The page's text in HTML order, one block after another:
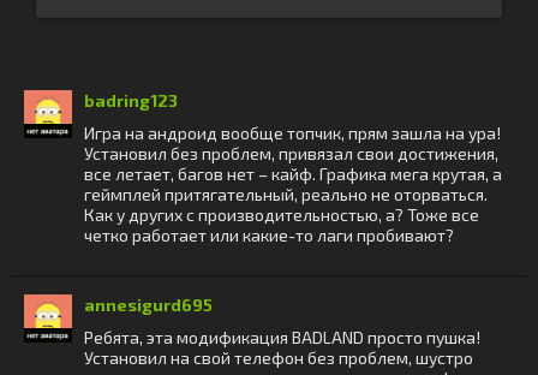
badring123
Игра на андроид вообще топчик, прям зашла на ура!
Установил без проблем, привязал свои достижения,
все летает, багов нет – кайф. Графика мега крутая, а
геймплей притягательный, реально не оторваться.
Как у других с производительностью, а? Тоже все
четко работает или какие-то лаги пробивают?
annesigurd695
Ребята, эта модификация BADLAND просто пушка!
Установил на свой телефон без проблем, шустро